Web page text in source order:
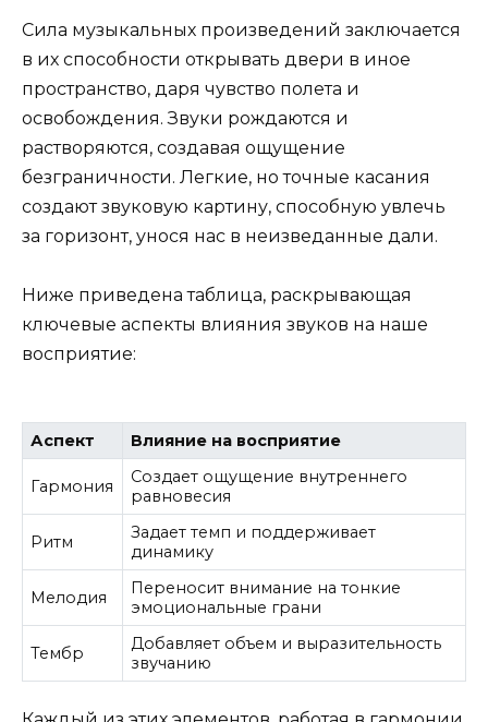
Сила музыкальных произведений заключается
в их способности открывать двери в иное
пространство, даря чувство полета и
освобождения. Звуки рождаются и
растворяются, создавая ощущение
безграничности. Легкие, но точные касания
создают звуковую картину, способную увлечь
за горизонт, унося нас в неизведанные дали.
Ниже приведена таблица, раскрывающая
ключевые аспекты влияния звуков на наше
восприятие:
Аспект Влияние на восприятие
Гармония
Создает ощущение внутреннего
равновесия
Ритм
Задает темп и поддерживает
динамику
Мелодия
Переносит внимание на тонкие
эмоциональные грани
Тембр
Добавляет объем и выразительность
звучанию